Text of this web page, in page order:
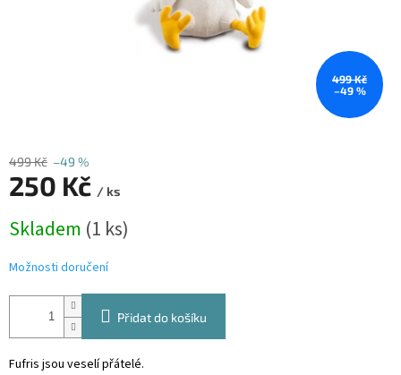
499 Kč
–49 %
499 Kč –49 %
250 Kč / ks
cena:
Skladem (1 ks)
Možnosti doručení
Přidat do košíku
Fufris jsou veselí přátelé.